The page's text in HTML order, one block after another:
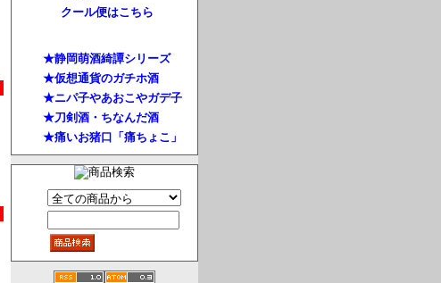
クール便はこちら
★静岡萌酒綺譚シリーズ
★仮想通貨のガチホ酒
★ニパ子やあおこやガデ子
★刀剣酒・ちなんだ酒
★痛いお猪口「痛ちょこ」